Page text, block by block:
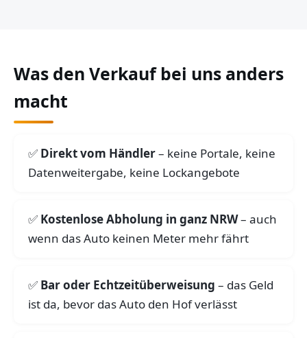
Was den Verkauf bei uns anders
macht
Direkt vom Händler– keine Portale, keine
Datenweitergabe, keine Lockangebote
Kostenlose Abholung in ganz NRW– auch
wenn das Auto keinen Meter mehr fährt
Bar oder Echtzeitüberweisung – das Geld
ist da, bevor das Auto den Hof verlässt